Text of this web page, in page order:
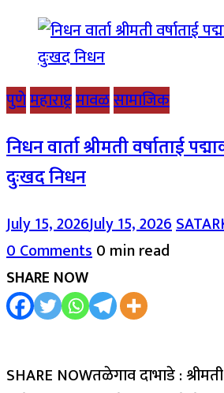
पुणेमहाराष्ट्रमावळसामाजिक
निधन वार्ता श्रीमती वर्षाताई
दुःखद निधन
July 15, 2026July 15, 2026
0 Comments0 min read
SHARE NOW
SHARE NOWतळेगाव दाभाडे :